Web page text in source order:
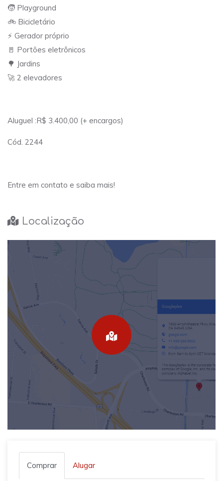
🧒 Playground
🚲 Bicicletário
⚡ Gerador próprio
🚪 Portões eletrônicos
🌳 Jardins
🚀 2 elevadores
Aluguel :R$ 3.400,00 (+ encargos)
Cód. 2244
Entre em contato e saiba mais!
Localização
Comprar Alugar